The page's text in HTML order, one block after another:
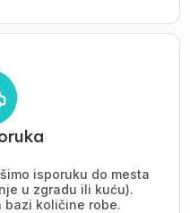
isporuku do mesta
u zgradu ili kuću).
bazi količine robe.